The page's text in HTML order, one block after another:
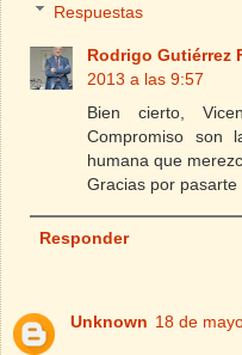
Respuestas
Rodrigo Gutiérrez
2013 a las 9:57
Bien cierto,
Compromiso son
humana que
Gracias por pasarte
Responder
Unknown 18 de